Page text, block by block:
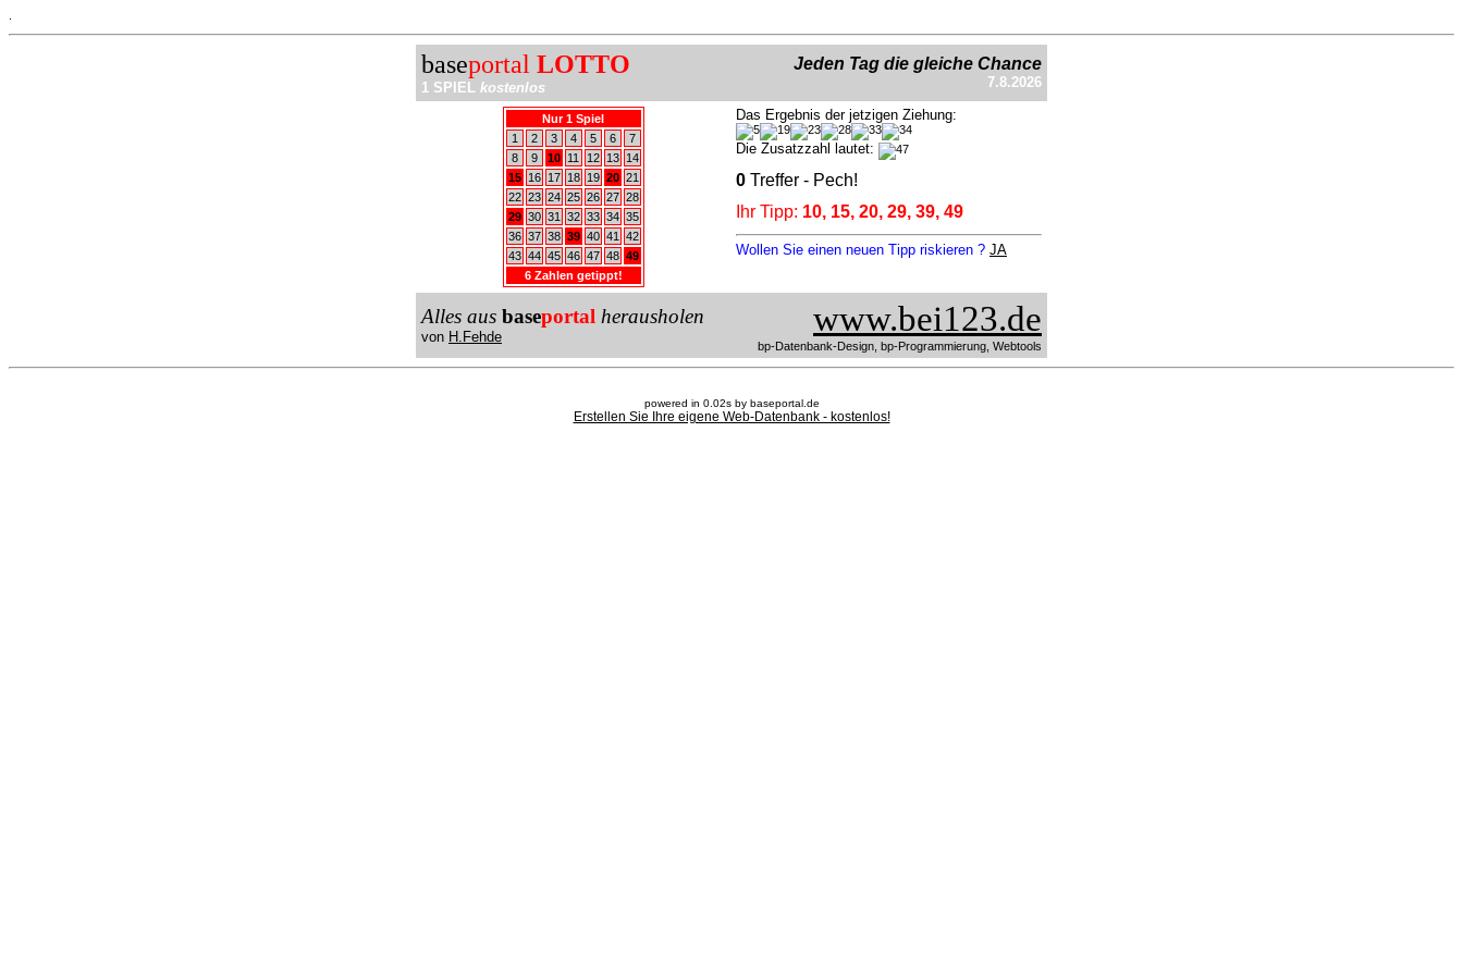
baseportal LOTTO
1 SPIEL kostenlos
Jeden Tag die gleiche Chance
7.8.2026
Nur 1 Spiel
1
2 3 4 5 6
7
8
9 10 11 12 13
14
15
16 17 18 19 20 21
22 23 24 25 26 27 28
29 30 31 32 33 34 35
36 37 38 39 40 41
42
43 44 45 46 47 48 49
6 Zahlen getippt!
Das Ergebnis der jetzigen Ziehung:
Die Zusatzzahl lautet:
0 Treffer - Pech!
Ihr Tipp: 10, 15, 20, 29, 39, 49
Wollen Sie einen neuen Tipp riskieren ? JA
Alles aus baseportal herausholen
von H.Fehde www.bei123.de
bp-Datenbank-Design, bp-Programmierung, Webtools
powered in 0.02s by baseportal.de
Erstellen Sie Ihre eigene Web-Datenbank - kostenlos!